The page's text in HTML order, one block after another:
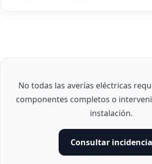
No todas las averías eléctricas
componentes completos o
instalación.
Consultar incidencia